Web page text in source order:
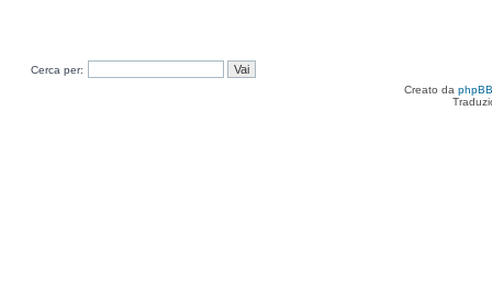
Cerca per:
Creato da phpBB